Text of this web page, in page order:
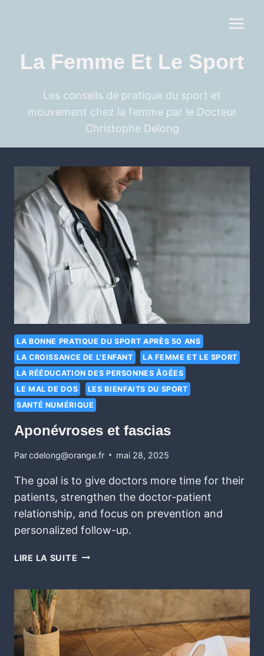
La Femme Et Le Sport
Les conseils de pratique du sport et
mouvement chez la femme par le Docteur
Christophe Delong
LA BONNE PRATIQUE DU SPORT APRÈS 50 ANS
LA CROISSANCE DE L'ENFANT
LA FEMME ET LE SPORT
LA RÉÉDUCATION DES PERSONNES ÂGÉES
LE MAL DE DOS
LES BIENFAITS DU SPORT
SANTÉ NUMÉRIQUE
Aponévroses et fascias
Parcdelong@orange.fr mai 28, 2025
The goal is to give doctors more time for their
patients, strengthen the doctor-patient
relationship, and focus on prevention and
personalized follow-up.
LIRE LA SUITE